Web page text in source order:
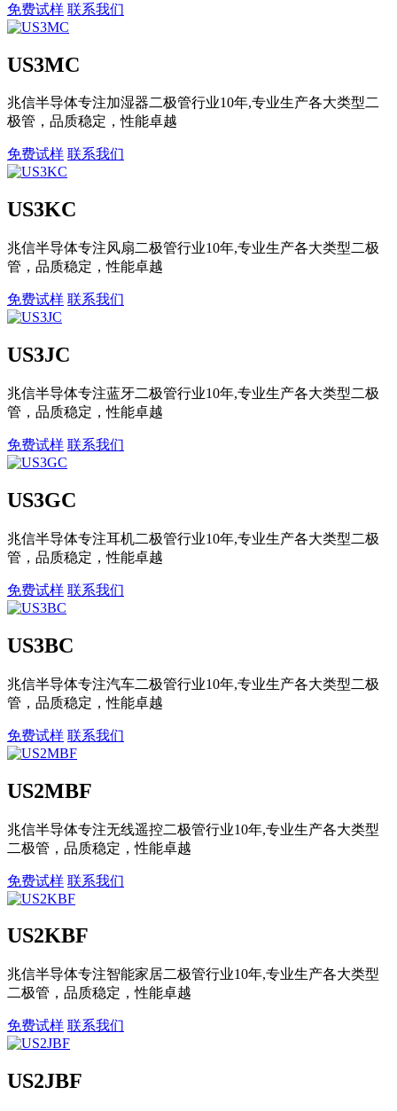
免费试样 联系我们
US3MC
兆信半导体专注加湿器二极管行业10年,专业生产各大类型二
极管，品质稳定，性能卓越
免费试样 联系我们
US3KC
兆信半导体专注风扇二极管行业10年,专业生产各大类型二极
管，品质稳定，性能卓越
免费试样 联系我们
US3JC
兆信半导体专注蓝牙二极管行业10年,专业生产各大类型二极
管，品质稳定，性能卓越
免费试样 联系我们
US3GC
兆信半导体专注耳机二极管行业10年,专业生产各大类型二极
管，品质稳定，性能卓越
免费试样 联系我们
US3BC
兆信半导体专注汽车二极管行业10年,专业生产各大类型二极
管，品质稳定，性能卓越
免费试样 联系我们
US2MBF
兆信半导体专注无线遥控二极管行业10年,专业生产各大类型
二极管，品质稳定，性能卓越
免费试样 联系我们
US2KBF
兆信半导体专注智能家居二极管行业10年,专业生产各大类型
二极管，品质稳定，性能卓越
免费试样 联系我们
US2JBF